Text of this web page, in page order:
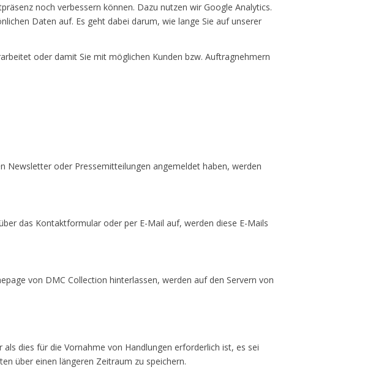
noch verbessern können. Dazu nutzen wir Google Analytics.
Daten auf. Es geht dabei darum, wie lange Sie auf unserer
oder damit Sie mit möglichen Kunden bzw. Auftragnehmern
Newsletter oder Pressemitteilungen angemeldet haben, werden
das Kontaktformular oder per E-Mail auf, werden diese E-Mails
von DMC Collection hinterlassen, werden auf den Servern von
dies für die Vornahme von Handlungen erforderlich ist, es sei
über einen längeren Zeitraum zu speichern.